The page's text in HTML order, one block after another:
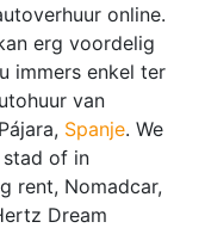
online.
erg voordelig
immers enkel ter
van
Spanje. We
of in
rent, Nomadcar,
Dream